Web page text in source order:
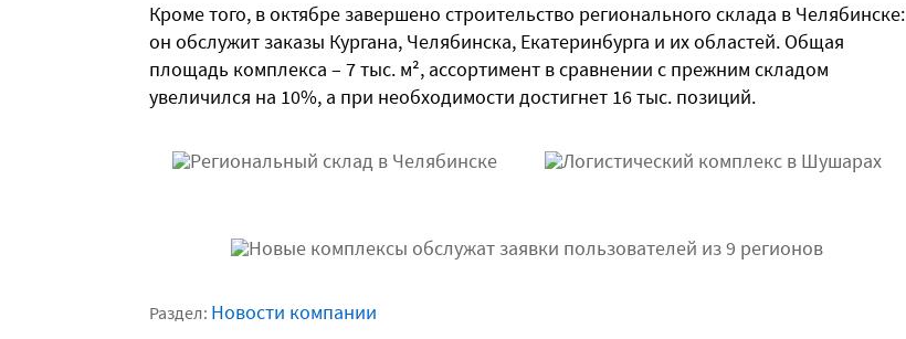
Кроме того, в октябре завершено строительство регионального склада в Челябинске:
он обслужит заказы Кургана, Челябинска, Екатеринбурга и их областей. Общая
площадь комплекса – 7 тыс. м², ассортимент в сравнении с прежним складом
увеличился на 10%, а при необходимости достигнет 16 тыс. позиций.
Раздел: Новости компании